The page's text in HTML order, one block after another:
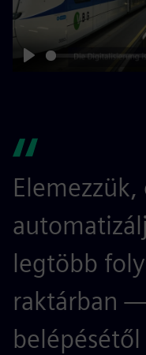
legtöbb
raktárban
belépésétől